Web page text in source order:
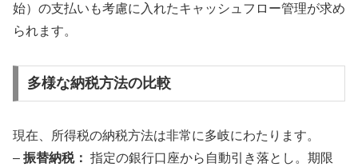
始）の支払いも考慮に入れたキャッシュフロー管理が求め
られます。
多様な納税方法の比較
現在、所得税の納税方法は非常に多岐にわたります。
– 振替納税： 指定の銀行口座から自動引き落とし。期限